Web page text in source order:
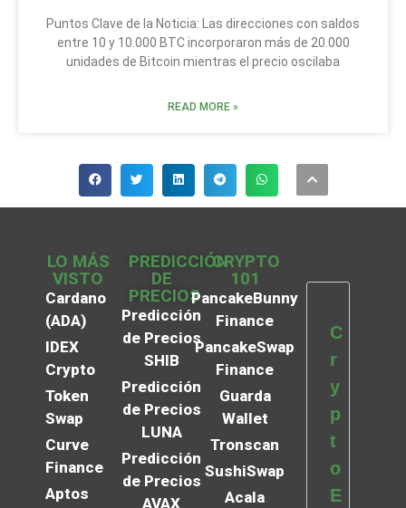
Puntos Clave de la Noticia: Las direcciones con saldos
entre 10 y 10.000 BTC incorporaron más de 20.000
unidades de Bitcoin mientras el precio oscilaba
READ MORE »
LO MÁS
VISTO
Cardano
(ADA)
IDEX
Crypto
Token
Swap
Curve
Finance
Aptos
PREDICCIÓN
DE
PRECIOS
Predicción
de Precios
SHIB
Predicción
de Precios
LUNA
Predicción
de Precios
AVAX
CRYPTO
101
PancakeBunny
Finance
PancakeSwap
Finance
Guarda
Wallet
Tronscan
SushiSwap
Acala
C
r
y
p
t
o
E